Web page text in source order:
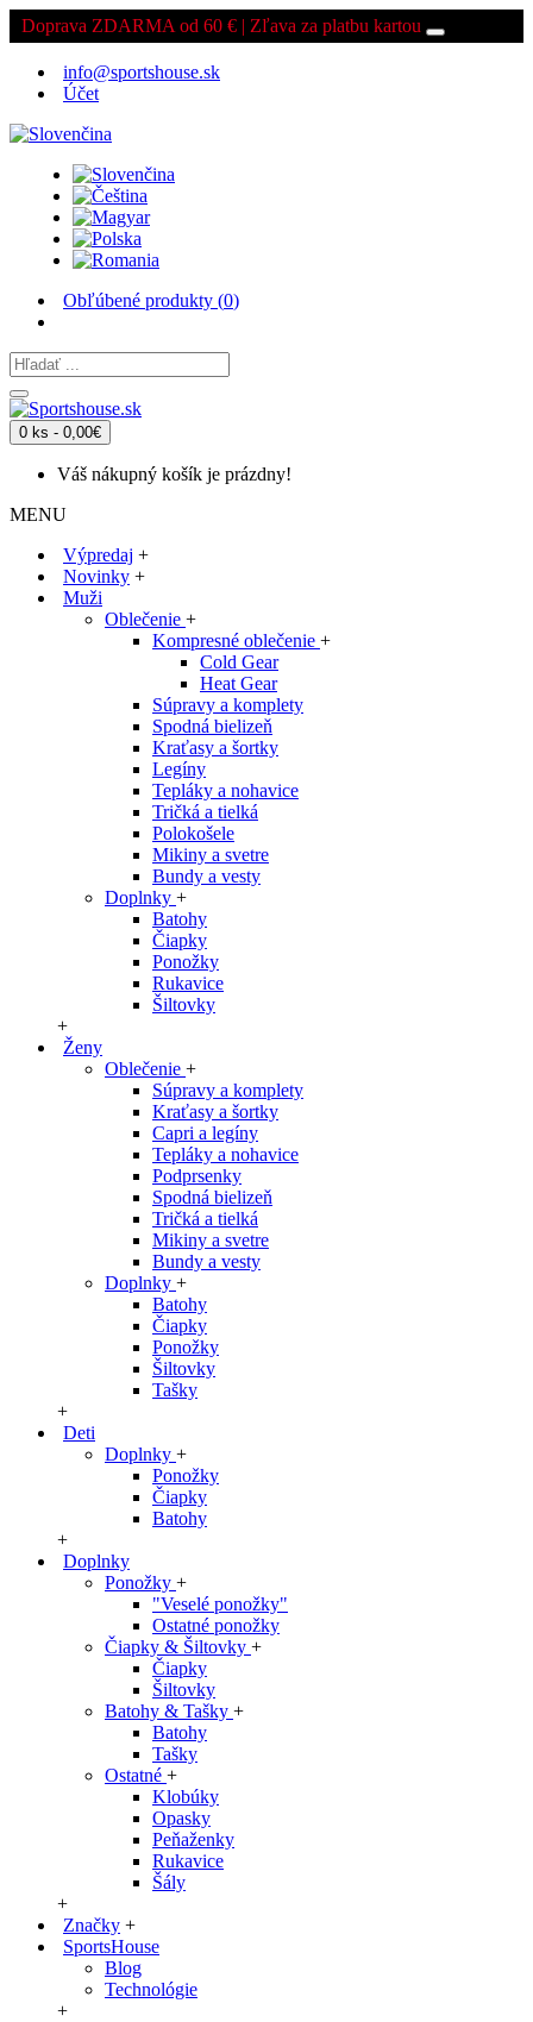
Doprava ZDARMA od 60 € | Zľava za platbu kartou
info@sportshouse.sk
Účet
Obľúbené produkty (0)
0 ks - 0,00€
Váš nákupný košík je prázdny!
MENU
Výpredaj +
Novinky +
Muži
Oblečenie +
Kompresné oblečenie +
Cold Gear
Heat Gear
Súpravy a komplety
Spodná bielizeň
Kraťasy a šortky
Legíny
Tepláky a nohavice
Tričká a tielká
Polokošele
Mikiny a svetre
Bundy a vesty
Doplnky +
Batohy
Čiapky
Ponožky
Rukavice
Šiltovky
+
Ženy
Oblečenie +
Súpravy a komplety
Kraťasy a šortky
Capri a legíny
Tepláky a nohavice
Podprsenky
Spodná bielizeň
Tričká a tielká
Mikiny a svetre
Bundy a vesty
Doplnky +
Batohy
Čiapky
Ponožky
Šiltovky
Tašky
+
Deti
Doplnky +
Ponožky
Čiapky
Batohy
+
Doplnky
Ponožky +
"Veselé ponožky"
Ostatné ponožky
Čiapky & Šiltovky +
Čiapky
Šiltovky
Batohy & Tašky +
Batohy
Tašky
Ostatné +
Klobúky
Opasky
Peňaženky
Rukavice
Šály
+
Značky +
SportsHouse
Blog
Technológie
+